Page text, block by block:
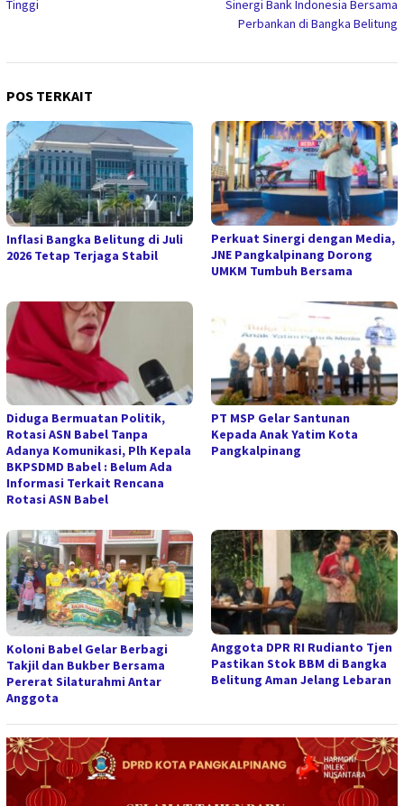
Tinggi
Sinergi Bank Indonesia Bersama
Perbankan di Bangka Belitung
POS TERKAIT
Inflasi Bangka Belitung di Juli
2026 Tetap Terjaga Stabil
Perkuat Sinergi dengan Media,
JNE Pangkalpinang Dorong
UMKM Tumbuh Bersama
Diduga Bermuatan Politik,
Rotasi ASN Babel Tanpa
Adanya Komunikasi, Plh Kepala
BKPSDMD Babel : Belum Ada
Informasi Terkait Rencana
Rotasi ASN Babel
PT MSP Gelar Santunan
Kepada Anak Yatim Kota
Pangkalpinang
Koloni Babel Gelar Berbagi
Takjil dan Bukber Bersama
Pererat Silaturahmi Antar
Anggota
Anggota DPR RI Rudianto Tjen
Pastikan Stok BBM di Bangka
Belitung Aman Jelang Lebaran